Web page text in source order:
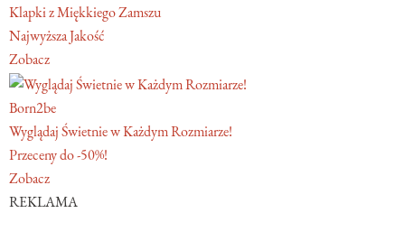
Klapki z Miękkiego Zamszu
Najwyższa Jakość
Zobacz
Born2be
Wyglądaj Świetnie w Każdym Rozmiarze!
Przeceny do -50%!
Zobacz
REKLAMA